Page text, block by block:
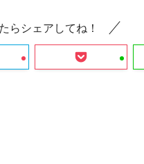
らシェアしてね！